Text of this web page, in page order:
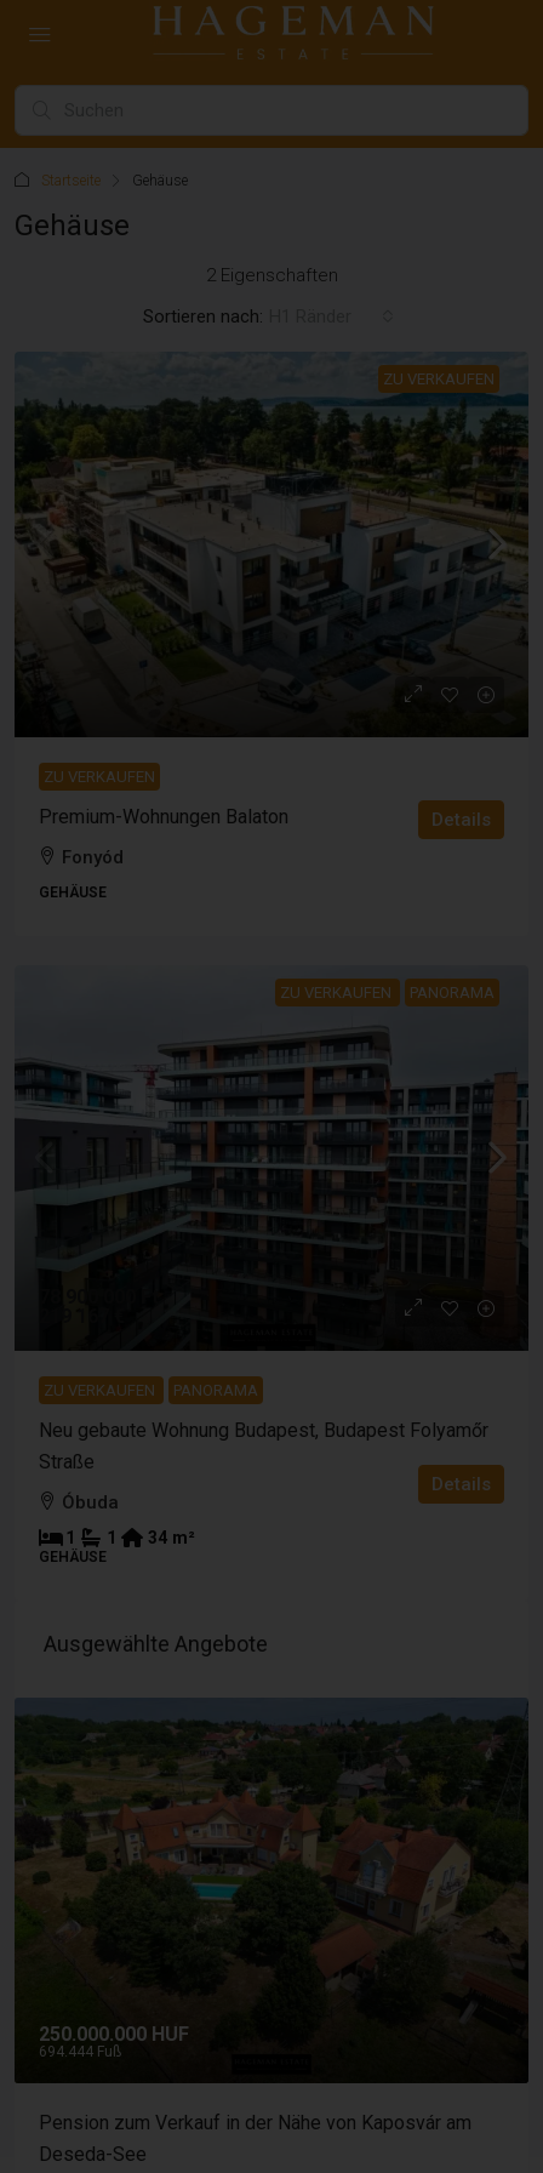
Startseite Gehäuse
Gehäuse
2 Eigenschaften
Sortieren nach:
ZU VERKAUFEN
ZU VERKAUFEN
Premium-Wohnungen Balaton
Fonyód
GEHÄUSE
Details
ZU VERKAUFEN PANORAMA
ZU VERKAUFEN PANORAMA
Neu gebaute Wohnung Budapest, Budapest Folyamőr
Straße
Óbuda
1 1 34 m²
GEHÄUSE
Details
Ausgewählte Angebote
250.000.000 HUF
694.444 Fuß
Pension zum Verkauf in der Nähe von Kaposvár am
Deseda-See